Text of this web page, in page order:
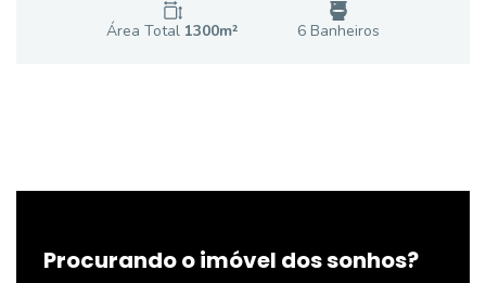
Área Total 1300m² 6Banheiros
Procurando o imóvel dos sonhos?